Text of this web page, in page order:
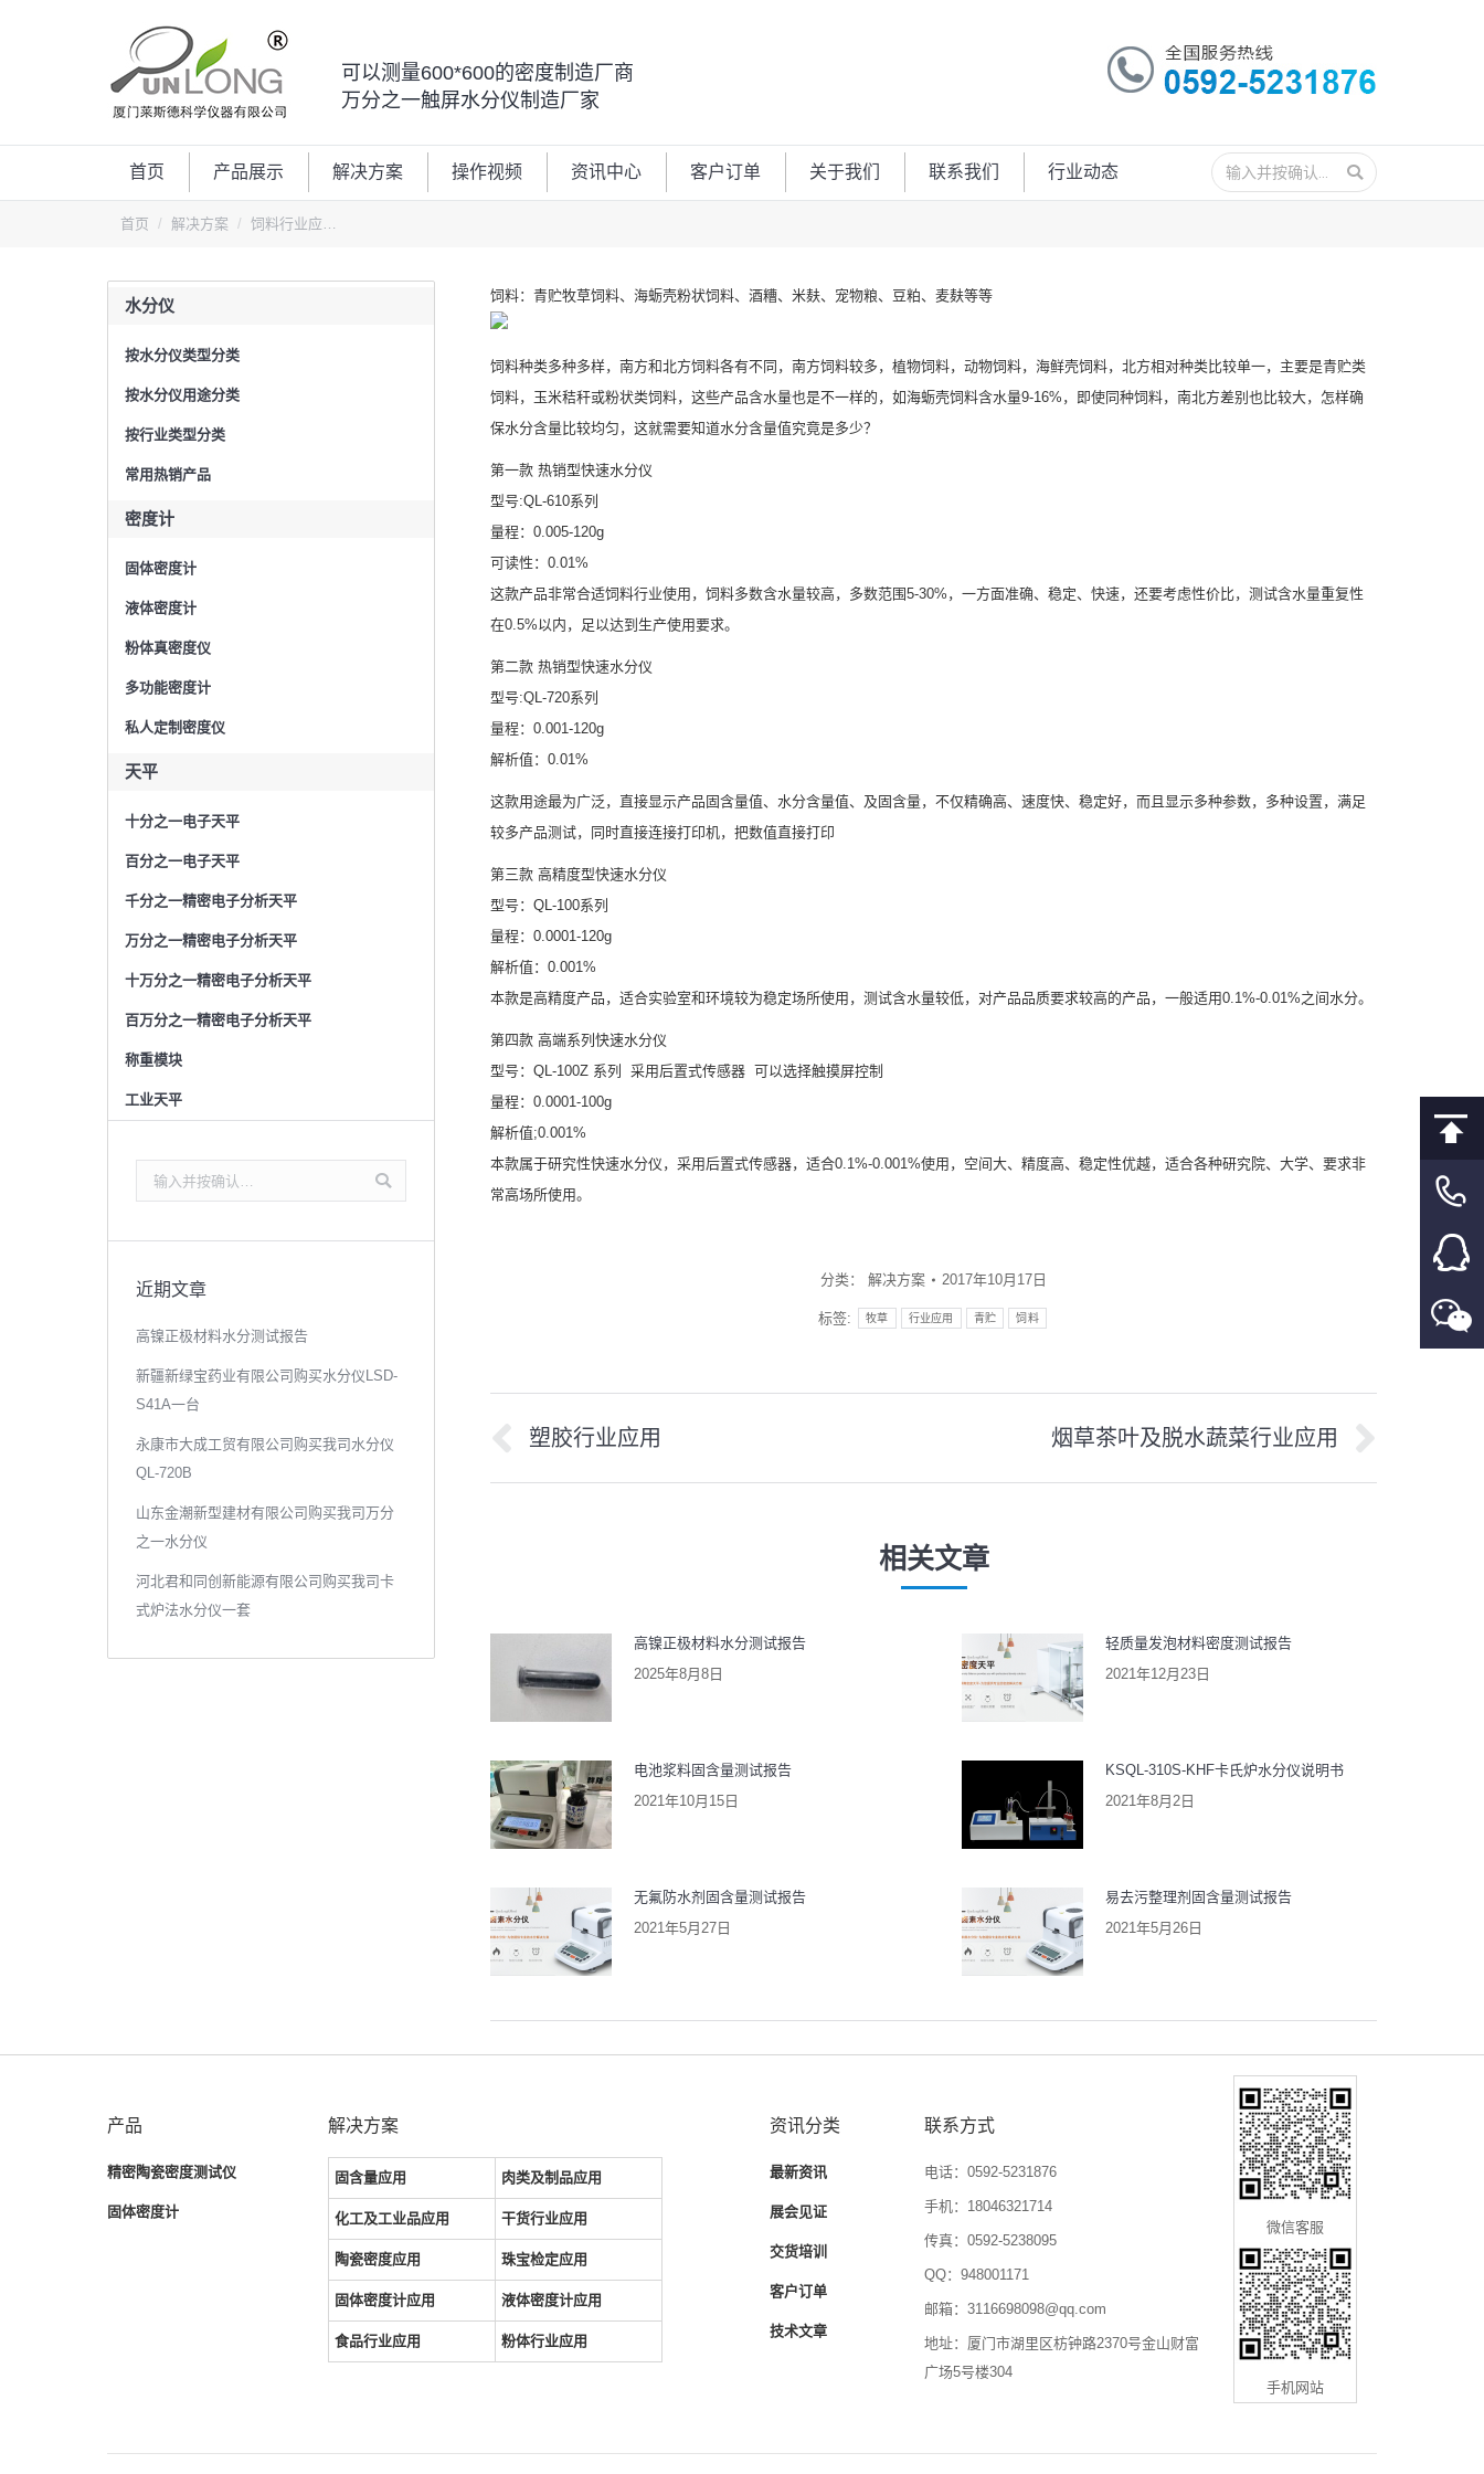
可以测量600*600的密度制造厂商
万分之一触屏水分仪制造厂家
首页 产品展示 解决方案 操作视频 资讯中心 客户订单 关于我们 联系我们 行业动态
搜
索：
您的位置：
首页 解决方案 饲料行业应…
饲料：青贮牧草饲料、海蛎壳粉状饲料、酒糟、米麸、宠物粮、豆粕、麦麸等等
饲料种类多种多样，南方和北方饲料各有不同，南方饲料较多，植物饲料，动物饲料，海鲜壳饲料，北方相对种类比较单一，主要是青贮类
饲料，玉米秸秆或粉状类饲料，这些产品含水量也是不一样的，如海蛎壳饲料含水量9-16%，即使同种饲料，南北方差别也比较大，怎样确
保水分含量比较均匀，这就需要知道水分含量值究竟是多少？
第一款 热销型快速水分仪
型号:QL-610系列
量程：0.005-120g
可读性：0.01%
这款产品非常合适饲料行业使用，饲料多数含水量较高，多数范围5-30%，一方面准确、稳定、快速，还要考虑性价比，测试含水量重复性
在0.5%以内，足以达到生产使用要求。
第二款 热销型快速水分仪
型号:QL-720系列
量程：0.001-120g
解析值：0.01%
这款用途最为广泛，直接显示产品固含量值、水分含量值、及固含量，不仅精确高、速度快、稳定好，而且显示多种参数，多种设置，满足
较多产品测试，同时直接连接打印机，把数值直接打印
第三款 高精度型快速水分仪
型号：QL-100系列
量程：0.0001-120g
解析值：0.001%
本款是高精度产品，适合实验室和环境较为稳定场所使用，测试含水量较低，对产品品质要求较高的产品，一般适用0.1%-0.01%之间水分。
第四款 高端系列快速水分仪
型号：QL-100Z 系列 采用后置式传感器 可以选择触摸屏控制
量程：0.0001-100g
解析值;0.001%
本款属于研究性快速水分仪，采用后置式传感器，适合0.1%-0.001%使用，空间大、精度高、稳定性优越，适合各种研究院、大学、要求非
常高场所使用。
分类： 解决方案 2017年10月17日
标签: 牧草 行业应用 青贮 饲料
上
一
塑胶行业应用
一
文
章：
烟草茶叶及脱水蔬菜行业应用
相关文章
高镍正极材料水分测试报告
2025年8月8日
轻质量发泡材料密度测试报告
2021年12月23日
电池浆料固含量测试报告
2021年10月15日
KSQL-310S-KHF卡氏炉水分仪说明书
2021年8月2日
无氟防水剂固含量测试报告
2021年5月27日
易去污整理剂固含量测试报告
2021年5月26日
水分仪
按水分仪类型分类
按水分仪用途分类
按行业类型分类
常用热销产品
密度计
固体密度计
液体密度计
粉体真密度仪
多功能密度计
私人定制密度仪
天平
十分之一电子天平
百分之一电子天平
千分之一精密电子分析天平
万分之一精密电子分析天平
十万分之一精密电子分析天平
百万分之一精密电子分析天平
称重模块
工业天平
索：
近期文章
高镍正极材料水分测试报告
新疆新绿宝药业有限公司购买水分仪LSD-
S41A一台
永康市大成工贸有限公司购买我司水分仪
QL-720B
山东金潮新型建材有限公司购买我司万分
之一水分仪
河北君和同创新能源有限公司购买我司卡
式炉法水分仪一套
产品
精密陶瓷密度测试仪
固体密度计
解决方案
固含量应用 肉类及制品应用
化工及工业品应用 干货行业应用
陶瓷密度应用 珠宝检定应用
固体密度计应用 液体密度计应用
食品行业应用 粉体行业应用
资讯分类
最新资讯
展会见证
交货培训
客户订单
技术文章
联系方式
电话：0592-5231876
手机：18046321714
传真：0592-5238095
QQ：948001171
邮箱：3116698098@qq.com
地址：厦门市湖里区枋钟路2370号金山财富
广场5号楼304
微信客服
手机网站